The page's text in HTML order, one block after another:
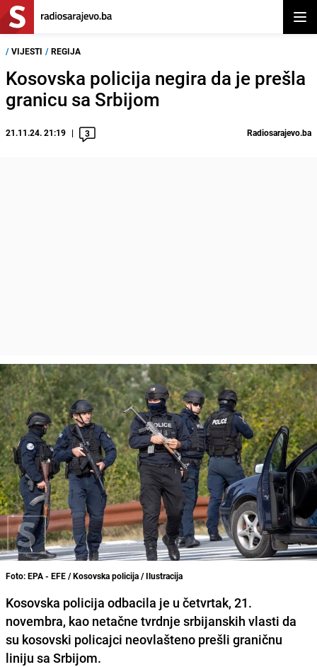
/ VIJESTI / REGIJA
Kosovska policija negira da je prešla
granicu sa Srbijom
21.11.24. 21:19 3 Radiosarajevo.ba
Foto: EPA - EFE / Kosovska policija / Ilustracija
Kosovska policija odbacila je u četvrtak, 21.
novembra, kao netačne tvrdnje srbijanskih vlasti da
su kosovski policajci neovlašteno prešli graničnu
liniju sa Srbijom.